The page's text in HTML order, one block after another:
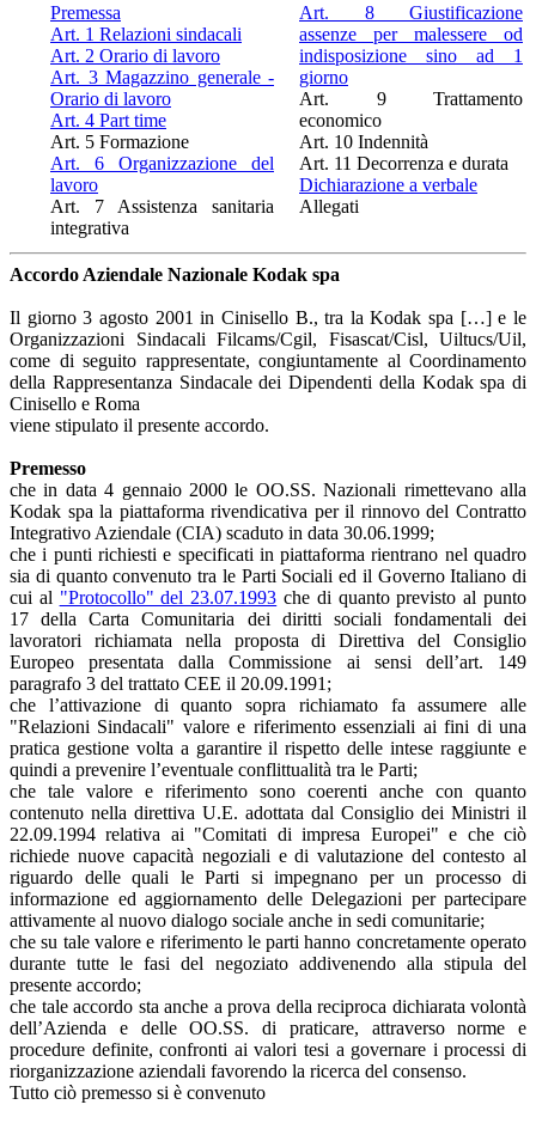
Premessa
Art. 1 Relazioni sindacali
Art. 2 Orario di lavoro
Art. 3 Magazzino generale -
Orario di lavoro
Art. 4 Part time
Art. 5 Formazione
Art. 6 Organizzazione del
lavoro
Art. 7 Assistenza sanitaria
integrativa
Art. 8 Giustificazione
assenze per malessere od
indisposizione sino ad 1
giorno
Art. 9 Trattamento
economico
Art. 10 Indennità
Art. 11 Decorrenza e durata
Dichiarazione a verbale
Allegati
Accordo Aziendale Nazionale Kodak spa
Il giorno 3 agosto 2001 in Cinisello B., tra la Kodak spa […] e le
Organizzazioni Sindacali Filcams/Cgil, Fisascat/Cisl, Uiltucs/Uil,
come di seguito rappresentate, congiuntamente al Coordinamento
della Rappresentanza Sindacale dei Dipendenti della Kodak spa di
Cinisello e Roma
viene stipulato il presente accordo.
Premesso
che in data 4 gennaio 2000 le OO.SS. Nazionali rimettevano alla
Kodak spa la piattaforma rivendicativa per il rinnovo del Contratto
Integrativo Aziendale (CIA) scaduto in data 30.06.1999;
che i punti richiesti e specificati in piattaforma rientrano nel quadro
sia di quanto convenuto tra le Parti Sociali ed il Governo Italiano di
cui al "Protocollo" del 23.07.1993 che di quanto previsto al punto
17 della Carta Comunitaria dei diritti sociali fondamentali dei
lavoratori richiamata nella proposta di Direttiva del Consiglio
Europeo presentata dalla Commissione ai sensi dell’art. 149
paragrafo 3 del trattato CEE il 20.09.1991;
che l’attivazione di quanto sopra richiamato fa assumere alle
"Relazioni Sindacali" valore e riferimento essenziali ai fini di una
pratica gestione volta a garantire il rispetto delle intese raggiunte e
quindi a prevenire l’eventuale conflittualità tra le Parti;
che tale valore e riferimento sono coerenti anche con quanto
contenuto nella direttiva U.E. adottata dal Consiglio dei Ministri il
22.09.1994 relativa ai "Comitati di impresa Europei" e che ciò
richiede nuove capacità negoziali e di valutazione del contesto al
riguardo delle quali le Parti si impegnano per un processo di
informazione ed aggiornamento delle Delegazioni per partecipare
attivamente al nuovo dialogo sociale anche in sedi comunitarie;
che su tale valore e riferimento le parti hanno concretamente operato
durante tutte le fasi del negoziato addivenendo alla stipula del
presente accordo;
che tale accordo sta anche a prova della reciproca dichiarata volontà
dell’Azienda e delle OO.SS. di praticare, attraverso norme e
procedure definite, confronti ai valori tesi a governare i processi di
riorganizzazione aziendali favorendo la ricerca del consenso.
Tutto ciò premesso si è convenuto